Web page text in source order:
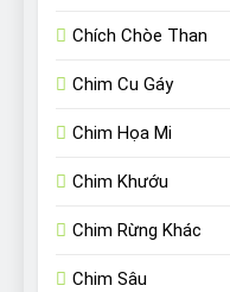
Chích Chòe Than
Chim Cu Gáy
Chim Họa Mi
Chim Khướu
Chim Rừng Khác
Chim Sâu